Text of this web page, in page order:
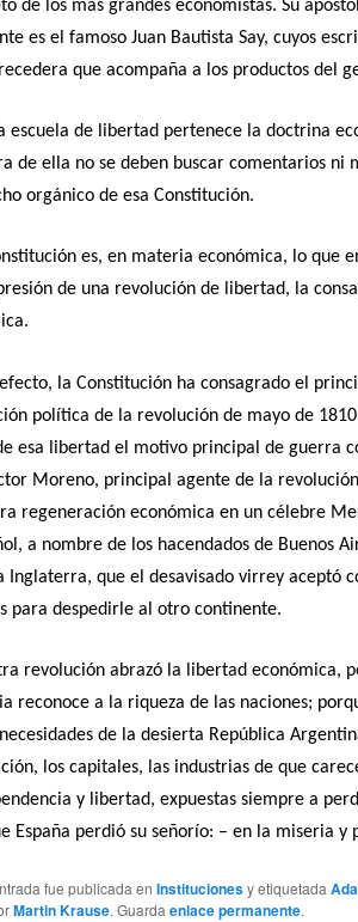
de los más grandes economistas. Su
es el famoso Juan Bautista Say, cuyos
que acompaña a los productos del
escuela de libertad pertenece la doctrina
de ella no se deben buscar comentarios ni
orgánico de esa Constitución.
es, en materia económica, lo que
de una revolución de libertad, la
efecto, la Constitución ha consagrado el
política de la revolución de mayo de
esa libertad el motivo principal de guerra
Moreno, principal agente de la
regeneración económica en un célebre
a nombre de los hacendados de Buenos
Inglaterra, que el desavisado virrey aceptó
para despedirle al otro continente.
revolución abrazó la libertad económica,
reconoce a la riqueza de las naciones;
de la desierta República
los capitales, las industrias de que
y libertad, expuestas siempre a
España perdió su señorío: – en la miseria y
fue publicada en Institucionesy etiquetada
Martin Krause. Guarda enlace permanente.